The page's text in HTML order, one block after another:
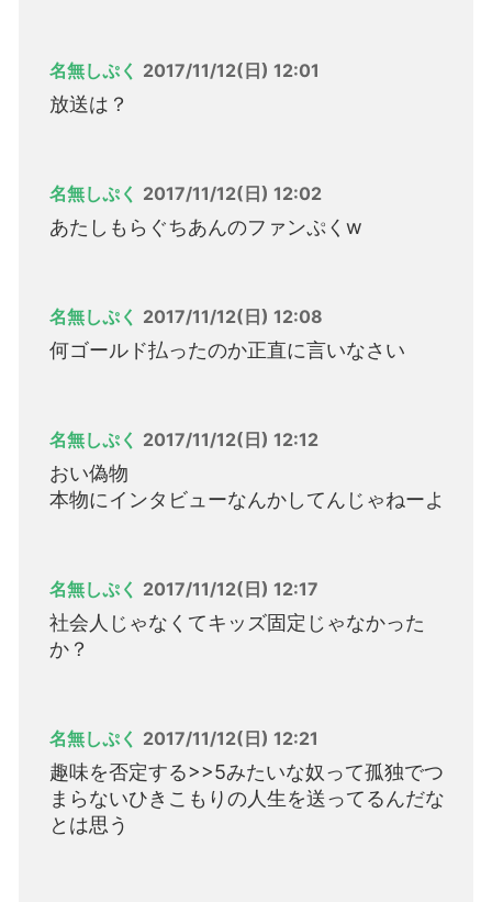
名無しぷく 2017/11/12(日) 12:01
放送は？
名無しぷく 2017/11/12(日) 12:02
あたしもらぐちあんのファンぷくw
名無しぷく 2017/11/12(日) 12:08
何ゴールド払ったのか正直に言いなさい
名無しぷく 2017/11/12(日) 12:12
おい偽物
本物にインタビューなんかしてんじゃねーよ
名無しぷく 2017/11/12(日) 12:17
社会人じゃなくてキッズ固定じゃなかった
か？
名無しぷく 2017/11/12(日) 12:21
趣味を否定する>>5みたいな奴って孤独でつ
まらないひきこもりの人生を送ってるんだな
とは思う